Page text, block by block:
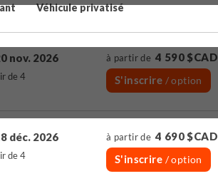
Véhicule privatisé
nov. 2026
de 4
à partir de 4 590 $CAD
S'inscrire / option
déc. 2026
de 4
à partir de 4 690 $CAD
S'inscrire / option